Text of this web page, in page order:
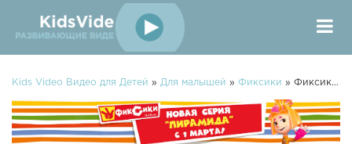
Kids Video Видео для Детей » Для малышей » Фиксики » Фиксики - Манипулятор | Познавательные мультики для детей, школьников